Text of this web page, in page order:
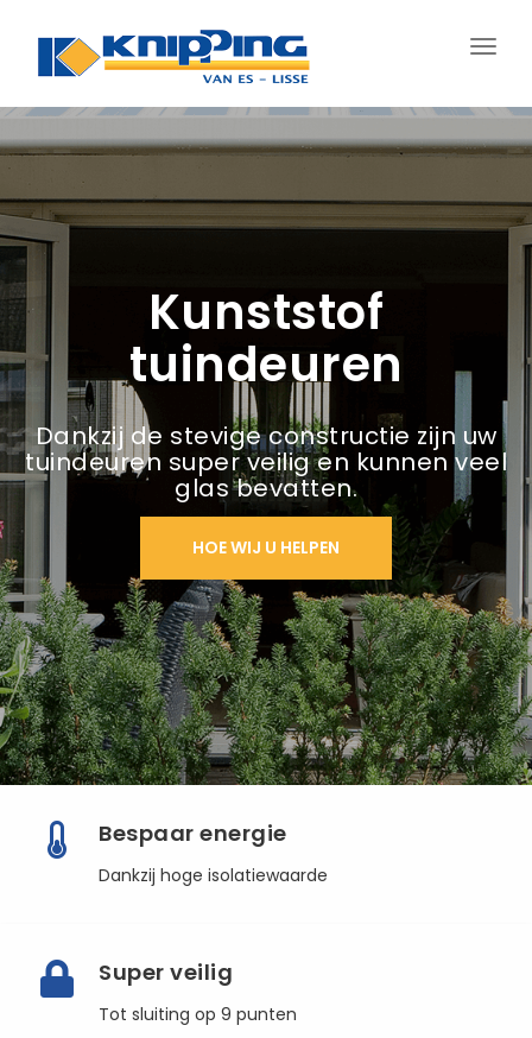
Kunststof
tuindeuren
Dankzij de stevige constructie zijn uw
tuindeuren super veilig en kunnen veel
glas bevatten.
HOE WIJ U HELPEN
Bespaar energie
Dankzij hoge isolatiewaarde
Super veilig
Tot sluiting op 9 punten